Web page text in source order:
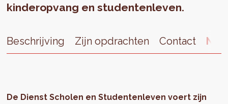
kinderopvang en studentenleven.
Beschrijving Zijn opdrachten Contact
De Dienst Scholen en Studentenleven voert zijn